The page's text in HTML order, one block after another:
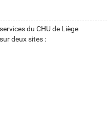
du CHU de Liège
deux sites :